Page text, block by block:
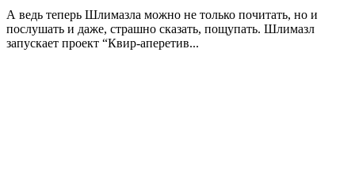
А ведь теперь Шлимазла можно не только почитать, но и
послушать и даже, страшно сказать, пощупать. Шлимазл
запускает проект “Квир-аперетив...